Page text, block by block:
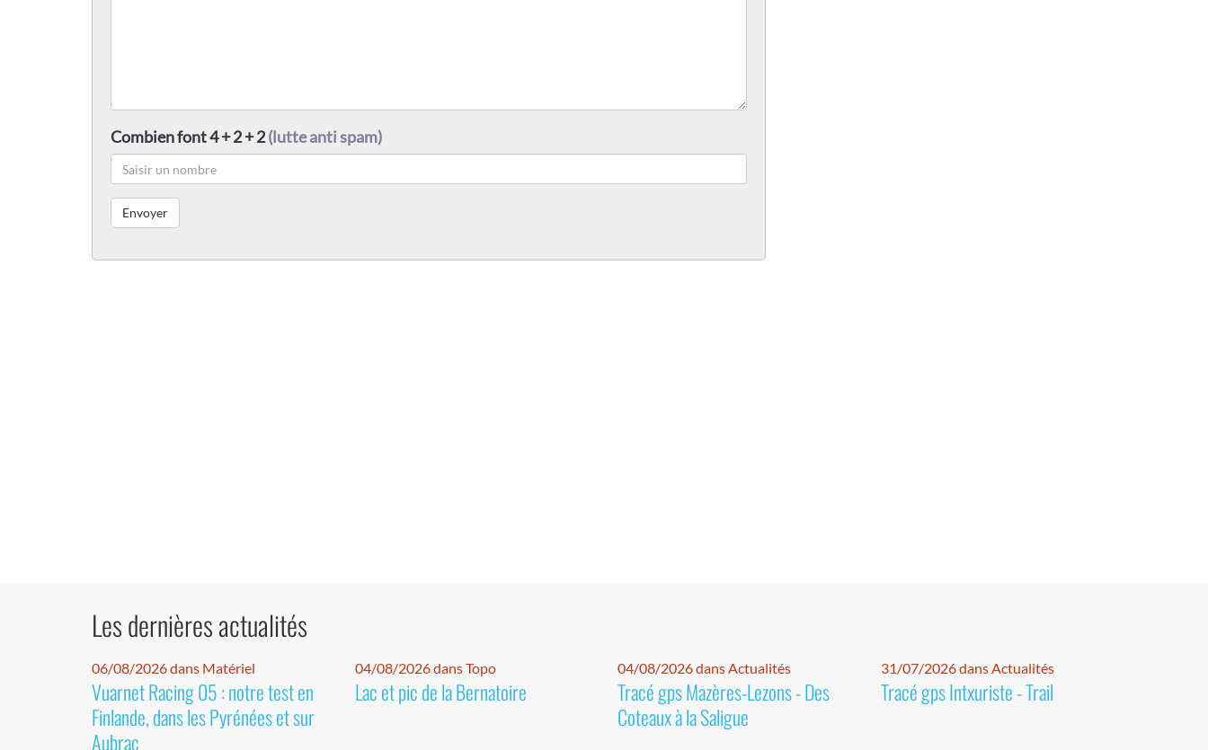
Combien font 4 + 2 + 2(lutte anti spam)
Les dernières actualités
06/08/2026 dans Matériel
Vuarnet Racing 05 : notre test en
Finlande, dans les Pyrénées et sur
Aubrac
04/08/2026 dans Topo
Lac et pic de la Bernatoire
04/08/2026 dans Actualités
Tracé gps Mazères-Lezons - Des
Coteaux à la Saligue
31/07/2026 dans Actualités
Tracé gps Intxuriste - Trail